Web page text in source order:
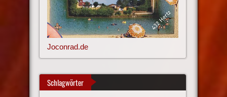
Joconrad.de
Schlagwörter